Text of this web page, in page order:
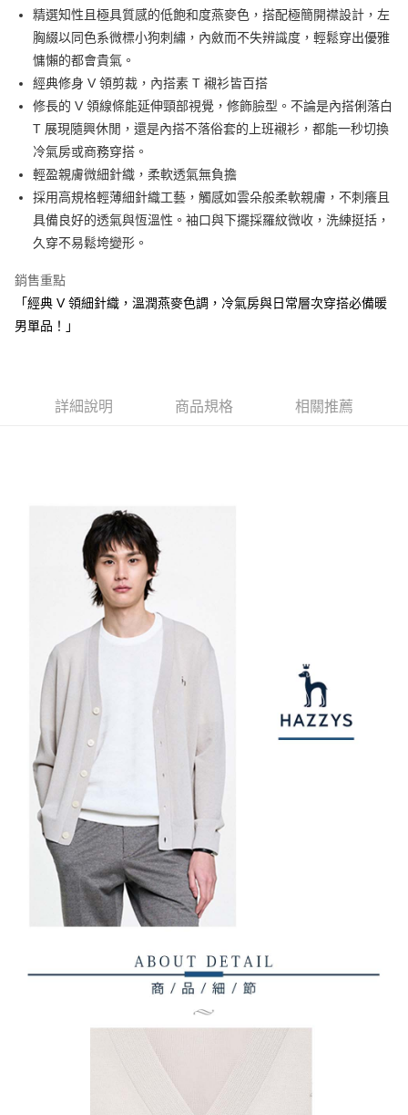
大哥付你分期
相關說明
【大哥付你分期使用說明】
1.本服務由台灣大哥大提供，台灣大哥大用戶可立即使用無須另外申請。
2.付款方式選擇「大哥付你分期」，訂單成立後會自動跳轉到大哥付的交易
流程，驗證手機門號後，選擇欲分期的期數、繳款截止日，確認付款後即完
3.實際核准額度、可分期數及費用金額請依後續交易確認頁面所載為準。
4.訂單成立30分鐘內，如未前往確認交易或遇審核未通過，訂單將自動取
消。如遇「轉專審核」未通過狀況，表示未達大哥付你分期系統評分，恕無
【繳款方式說明】
1.分期款項不併入電信帳單，「大哥付你分期」於每月結算日後寄送繳費提
醒簡訊。
2.透過簡訊連結打開帳單後，可選擇「超商條碼／台灣大直營門市／銀行轉
【注意事項】
用戶於交易時，得透過本服務購買商品或服務，並由商店將買賣／分期付款
由本公司與您本人進行分期帳單所需資料之確認、核對及更正。
3.完整用戶服務條款，請詳閱以下連結：https://oppay.tw/userRule
AFTEE先享後付
相關說明
【關於「AFTEE先享後付」】
AFTEE先享後付是「在收到商品之後才付款」的支付方式。 讓您購物簡單
便利好安心！
１．簡單：不需註冊會員、不需綁卡、不需儲值。
２．便利：只要手機號碼，簡訊認證，即可結帳。
３．安心：先確認商品／服務後，再付款。
【「AFTEE先享後付」結帳流程】
１．於結帳方式選擇「AFTEE先享後付」後，將跳轉至「AFTEE先享後付」
２．訂單成立數日內，您將收到繳費通知簡訊。
ATM／網路銀行／等多元方式進行付款，方視為交易完成。
※ 請注意：結帳手續完成當下不需立刻繳費，但若您需要取消訂單，請聯絡
客戶支援中心」 https://netprotections.freshdesk.com/support/home
https://aftee.tw/terms/#terms3
３．未成年的使用者請事先徵得法定代理人或監護人之同意方可使用
「AFTEE先享後付」，若未經同意申辦者引起之損失，本公司不負相關責
４．使用「AFTEE先享後付」時，將依據個別帳號之用戶狀況，依本公司即
時審查核予不同之上限額度；若仍有額度不足之情形，本公司將視審查結果
請求用戶進行身份認證。
５．嚴禁一人註冊多個帳號或使用他人資訊註冊。若發現惡意使用之情形，
恩沛科技股份有限公司將有權停止該用戶之使用額度並採取法律行動。
ATM付款
運送方式
全家取貨付款
免運費
免運費
精選知性且極具質感的低飽和度燕麥色，搭配極簡開襟設計，左
胸綴以同色系微標小狗刺繡，內斂而不失辨識度，輕鬆穿出優雅
慵懶的都會貴氣。
經典修身 V 領剪裁，內搭素 T 襯衫皆百搭
修長的 V 領線條能延伸頸部視覺，修飾臉型。不論是內搭俐落白
T 展現隨興休閒，還是內搭不落俗套的上班襯衫，都能一秒切換
冷氣房或商務穿搭。
輕盈親膚微細針織，柔軟透氣無負擔
採用高規格輕薄細針織工藝，觸感如雲朵般柔軟親膚，不刺癢且
具備良好的透氣與恆溫性。袖口與下擺採羅紋微收，洗練挺括，
久穿不易鬆垮變形。
銷售重點
「經典 V 領細針織，溫潤燕麥色調，冷氣房與日常層次穿搭必備暖
男單品！」
詳細說明 商品規格 相關推薦